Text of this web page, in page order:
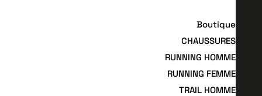
Boutique
CHAUSSURES
RUNNING HOMME
RUNNING FEMME
TRAIL HOMME